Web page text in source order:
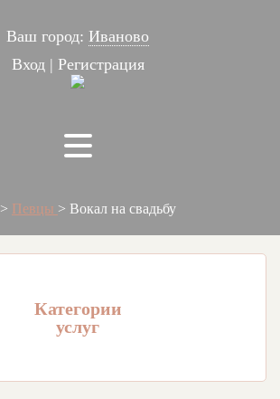
Ваш город: Иваново
Вход| Регистрация
> Певцы > Вокал на свадьбу
Категории
услуг